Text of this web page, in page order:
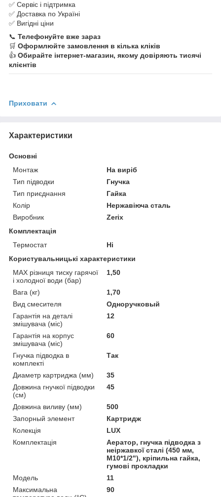
✅ Сервіс і підтримка
✅ Доставка по Україні
✅ Вигідні ціни
📞 Телефонуйте вже зараз
🛒 Оформлюйте замовлення в кілька кліків
👍 Обирайте інтернет-магазин, якому довіряють тисячі
клієнтів
Приховати
Характеристики
Основні
Монтаж
На виріб
Тип підводки
Гнучка
Тип приєднання
Гайка
Колір
Нержавіюча сталь
Виробник
Zerix
Комплектація
Термостат
Ні
Користувальницькі характеристики
MAX різниця тиску гарячої
і холодної води (бар)
1,50
Вага (кг)
1,70
Вид смесителя
Одноручковый
Гарантія на деталі
змішувача (міс)
12
Гарантія на корпус
змішувача (міс)
60
Гнучка підводка в
комплекті
Так
Диаметр картриджа (мм)
35
Довжина гнучкої підводки
(см)
45
Довжина виливу (мм)
500
Запорный элемент
Картридж
Колекція
LUX
Комплектація
Аератор, гнучка підводка з
неіржавкої сталі (450 мм,
M10*1/2"), кріпильна гайка,
гумові прокладки
Мoдель
11
Максимальна
90